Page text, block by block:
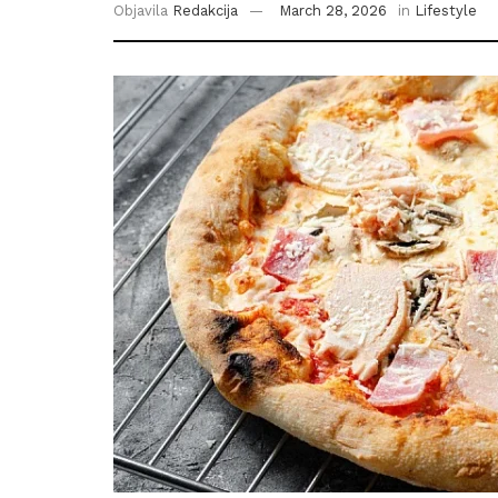
Objavila Redakcija March 28, 2026 in Lifestyle